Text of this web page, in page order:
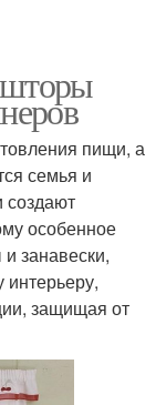
пищи, а
семья и
создают
особенное
занавески,
интерьеру,
защищая от